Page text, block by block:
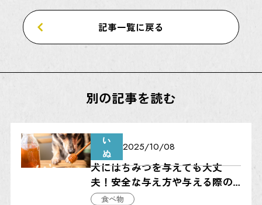
記事一覧に戻る
別の記事を読む
い
ぬ
2025/10/08
犬にはちみつを与えても大丈
夫！安全な与え方や与える際の
注意点など獣医師が徹底解説
食べ物